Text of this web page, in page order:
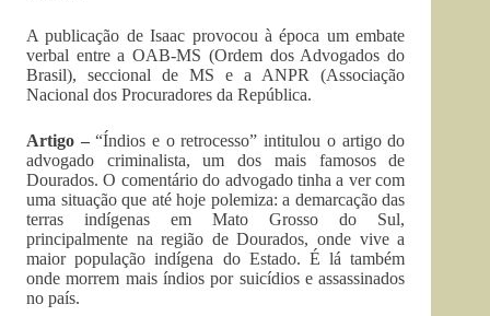
A publicação de Isaac provocou à época um embate
verbal entre a OAB-MS (Ordem dos Advogados do
Brasil), seccional de MS e a ANPR (Associação
Nacional dos Procuradores da República.
Artigo –“Índios e o retrocesso” intitulou o artigo do
advogado criminalista, um dos mais famosos de
Dourados. O comentário do advogado tinha a ver com
uma situação que até hoje polemiza: a demarcação das
terras indígenas em Mato Grosso do Sul,
principalmente na região de Dourados, onde vive a
maior população indígena do Estado. É lá também
onde morrem mais índios por suicídios e assassinados
no país.